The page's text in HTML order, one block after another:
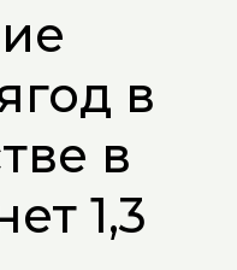
в
в
1,3